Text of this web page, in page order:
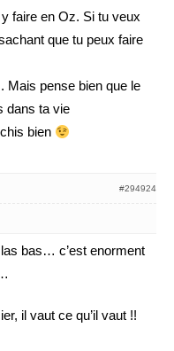
faire en Oz. Si tu veux
que tu peux faire
Mais pense bien que le
dans ta vie
bien
#294924
las bas… c’est enorment
il vaut ce qu’il vaut !!